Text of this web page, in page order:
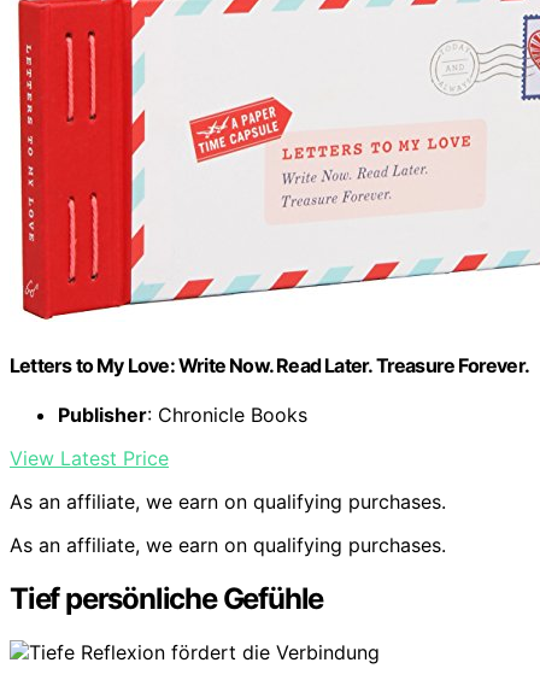
Letters to My Love: Write Now. Read Later. Treasure Forever.
Publisher: Chronicle Books
View Latest Price
As an affiliate, we earn on qualifying purchases.
As an affiliate, we earn on qualifying purchases.
Tief persönliche Gefühle